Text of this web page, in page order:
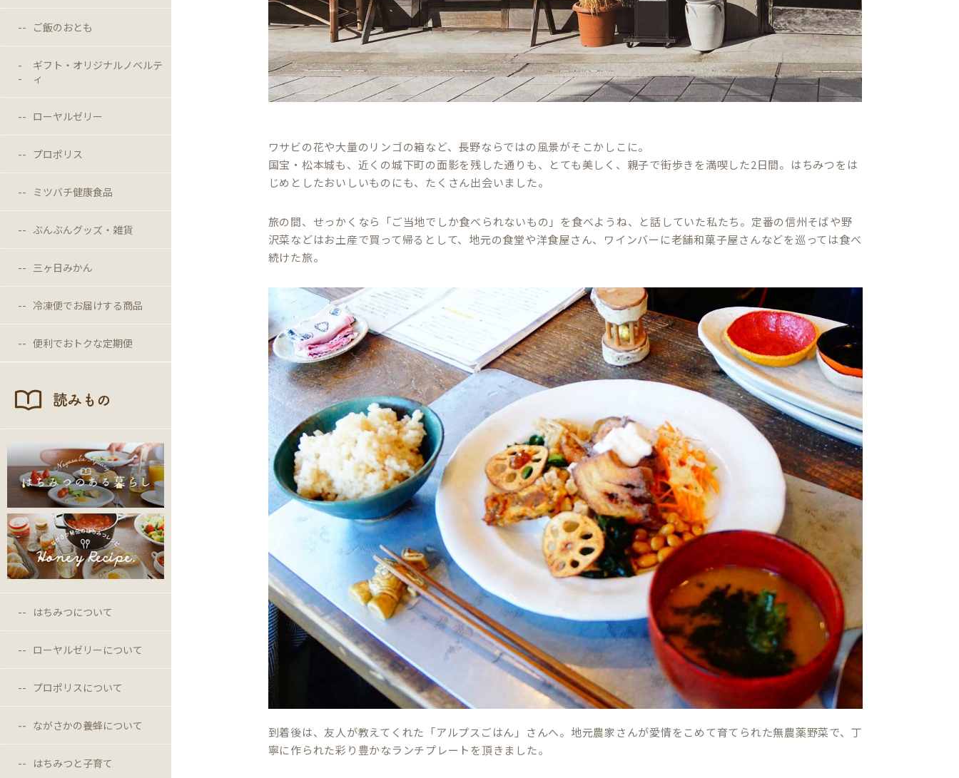
ご飯のおとも
ギフト・オリジナルノベルテ
ィ
ローヤルゼリー
プロポリス
ミツバチ健康食品
ぶんぶんグッズ・雑貨
三ヶ日みかん
冷凍便でお届けする商品
便利でおトクな定期便
読みもの
はちみつについて
ローヤルゼリーについて
プロポリスについて
ながさかの養蜂について
はちみつと子育て
ワサビの花や大量のリンゴの箱など、長野ならではの風景がそこかしこに。
国宝・松本城も、近くの城下町の面影を残した通りも、とても美しく、親子で街歩きを満喫した2日間。はちみつをは
じめとしたおいしいものにも、たくさん出会いました。
旅の間、せっかくなら「ご当地でしか食べられないもの」を食べようね、と話していた私たち。定番の信州そばや野
沢菜などはお土産で買って帰るとして、地元の食堂や洋食屋さん、ワインバーに老舗和菓子屋さんなどを巡っては食べ
続けた旅。
到着後は、友人が教えてくれた「アルプスごはん」さんへ。地元農家さんが愛情をこめて育てられた無農薬野菜で、丁
寧に作られた彩り豊かなランチプレートを頂きました。